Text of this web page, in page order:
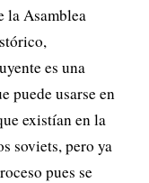
la Asamblea
es una
puede usarse en
existían en la
soviets, pero ya
pues se